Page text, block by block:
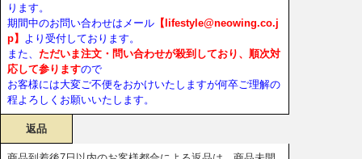
ります。
期間中のお問い合わせはメール 【lifestyle@neowing.co.j
p】 より受付しております。
また、 ただいま注文・問い合わせが殺到しており、順次対
応して参りますので
お客様には大変ご不便をおかけいたしますが何卒ご理解の
程よろしくお願いいたします。
返品